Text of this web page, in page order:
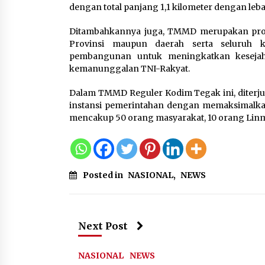
dengan total panjang 1,1 kilometer dengan
Ditambahkannya juga, TMMD merupakan
Provinsi maupun daerah serta seluruh
pembangunan untuk meningkatkan
kemanunggalan TNI-Rakyat.
Dalam TMMD Reguler Kodim Tegak ini,
instansi pemerintahan dengan
mencakup 50 orang masyarakat, 10 orang
Posted in NASIONAL, NEWS
Next Post
NASIONAL NEWS